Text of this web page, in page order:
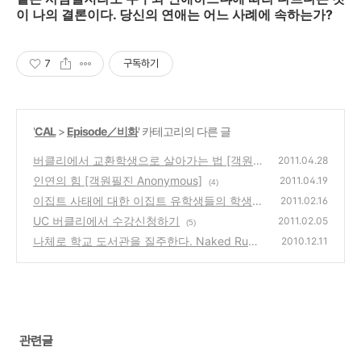
이 나의 결론이다. 당신의 연애는 어느 사례에 속하는가?
7 구독하기
'CAL> Episode／비화' 카테고리의 다른 글
버클리에서 교환학생으로 살아가는 법 [객원
필진 양정우]
(2)
2011.04.28
인연의 힘 [객원필진 Anonymous] (4) 2011.04.19
이집트 사태에 대한 이집트 유학생들의 학생
시위 - 한인 유학생들도 할 수 있을까?
2011.02.16
UC 버클리에서 수강신청하기 (5) 2011.02.05
나체로 학교 도서관을 질주한다. Naked Run 2010.12.11
관련글